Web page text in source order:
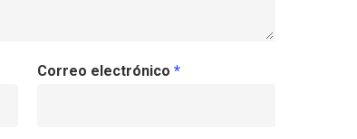
Correo electrónico*